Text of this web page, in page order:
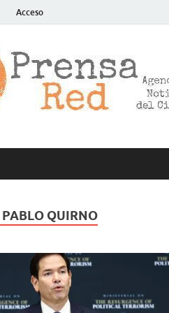
Acceso
PABLO QUIRNO